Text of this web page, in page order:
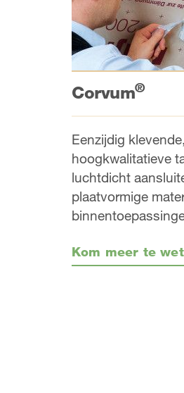
Corvum®
Eenzijdig
hoogkwalitatieve
luchtdicht
plaatvormige
Kom meer te